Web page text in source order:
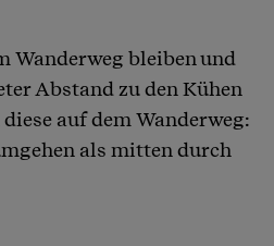
Wanderweg bleiben und
Abstand zu den Kühen
auf dem Wanderweg:
als mitten durch